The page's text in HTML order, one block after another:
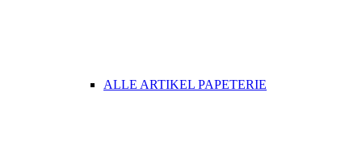
ALLE ARTIKEL PAPETERIE